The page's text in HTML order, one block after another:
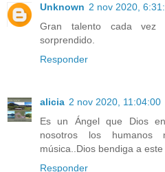
Unknown 2 nov 2020,
Gran talento cada
sorprendido.
Responder
alicia 2 nov 2020, 11:04:00
Es un Ángel que Dios
nosotros los humanos
música..Dios bendiga a
Responder